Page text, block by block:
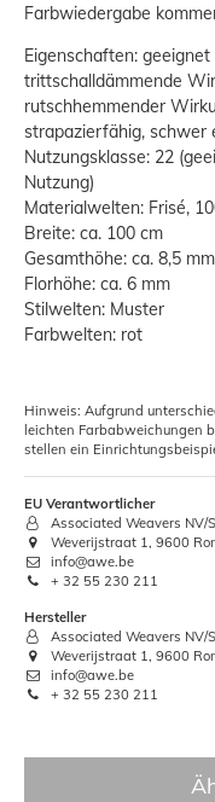
Farbwiedergabe
Eigenschaften:
trittschalldämmende
rutschhemmender
strapazierfähig, schwer
Nutzungsklasse: 22
Nutzung)
Materialwelten: Frisé,
Breite: ca. 100 cm
Gesamthöhe: ca. 8,5 mm
Florhöhe: ca. 6 mm
Stilwelten: Muster
Farbwelten: rot
Hinweis: Aufgrund
leichten Farbabweichungen
stellen ein
EU Verantwortlicher
Associated Weavers NV/
Weverijstraat 1, 9600
info@awe.be
+ 32 55 230 211
Hersteller
Associated Weavers NV/
Weverijstraat 1, 9600
info@awe.be
+ 32 55 230 211